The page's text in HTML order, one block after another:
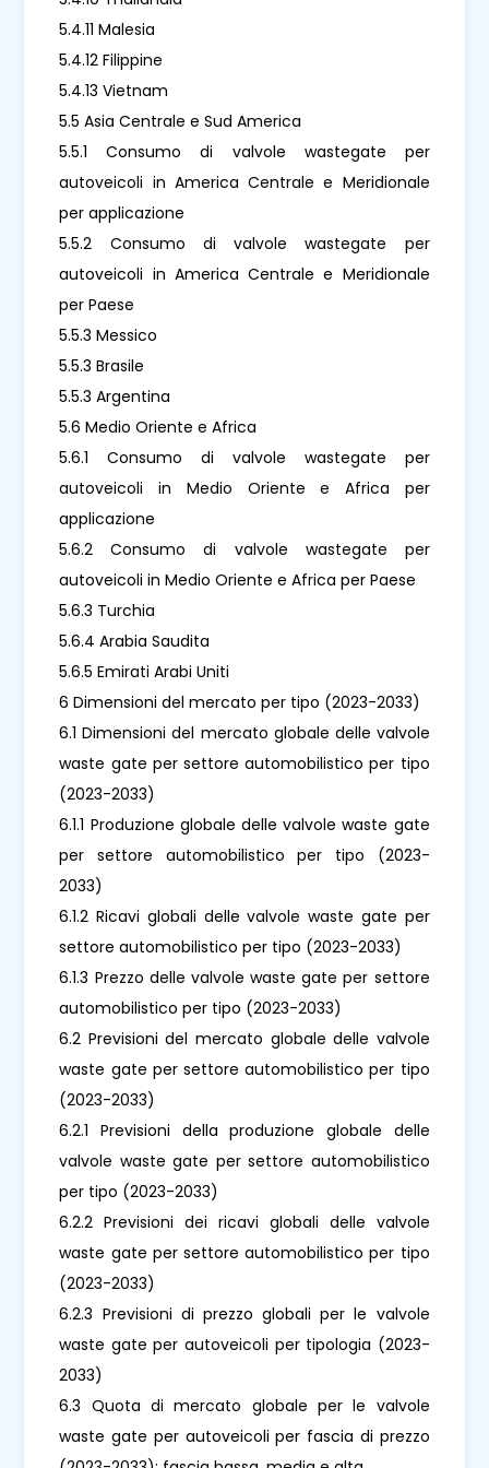
5.4.11 Malesia
5.4.12 Filippine
5.4.13 Vietnam
5.5 Asia Centrale e Sud America
5.5.1 Consumo di valvole wastegate per
autoveicoli in America Centrale e Meridionale
per applicazione
5.5.2 Consumo di valvole wastegate per
autoveicoli in America Centrale e Meridionale
per Paese
5.5.3 Messico
5.5.3 Brasile
5.5.3 Argentina
5.6 Medio Oriente e Africa
5.6.1 Consumo di valvole wastegate per
autoveicoli in Medio Oriente e Africa per
applicazione
5.6.2 Consumo di valvole wastegate per
autoveicoli in Medio Oriente e Africa per Paese
5.6.3 Turchia
5.6.4 Arabia Saudita
5.6.5 Emirati Arabi Uniti
6 Dimensioni del mercato per tipo (2023-2033)
6.1 Dimensioni del mercato globale delle valvole
waste gate per settore automobilistico per tipo
(2023-2033)
6.1.1 Produzione globale delle valvole waste gate
per settore automobilistico per tipo (2023-
2033)
6.1.2 Ricavi globali delle valvole waste gate per
settore automobilistico per tipo (2023-2033)
6.1.3 Prezzo delle valvole waste gate per settore
automobilistico per tipo (2023-2033)
6.2 Previsioni del mercato globale delle valvole
waste gate per settore automobilistico per tipo
(2023-2033)
6.2.1 Previsioni della produzione globale delle
valvole waste gate per settore automobilistico
per tipo (2023-2033)
6.2.2 Previsioni dei ricavi globali delle valvole
waste gate per settore automobilistico per tipo
(2023-2033)
6.2.3 Previsioni di prezzo globali per le valvole
waste gate per autoveicoli per tipologia (2023-
2033)
6.3 Quota di mercato globale per le valvole
waste gate per autoveicoli per fascia di prezzo